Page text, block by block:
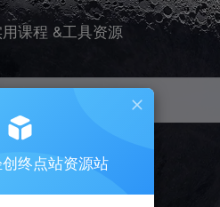
课程 &工具资源
小红书 快手
终点站资源站